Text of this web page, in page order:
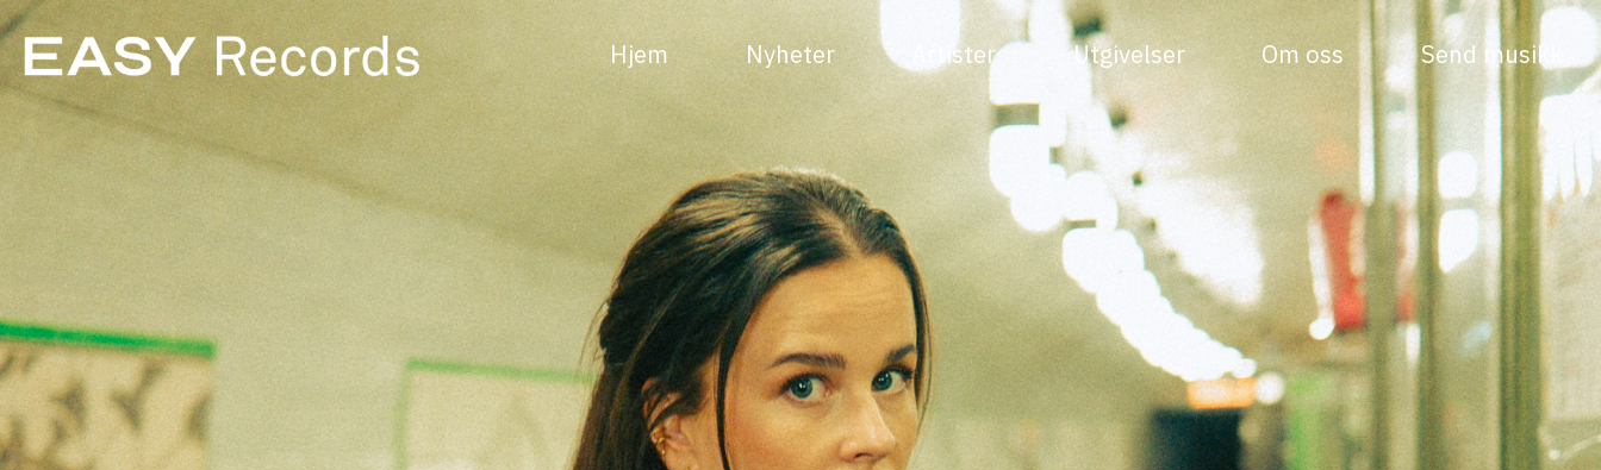
Hjem Nyheter Artister Utgivelser Om oss Send musikk